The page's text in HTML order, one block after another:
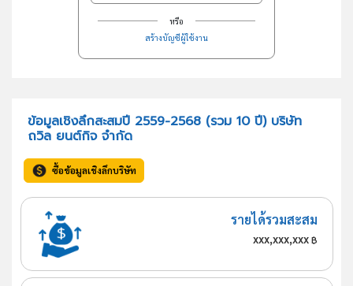
หรือ
สร้างบัญชีผู้ใช้งาน
ข้อมูลเชิงลึกสะสมปี 2559-2568 (รวม 10 ปี) บริษัท
ถวิล ยนต์กิจ จำกัด
ซื้อข้อมูลเชิงลึกบริษัท
รายได้รวมสะสม
xxx,xxx,xxx฿